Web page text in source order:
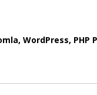
WordPress,